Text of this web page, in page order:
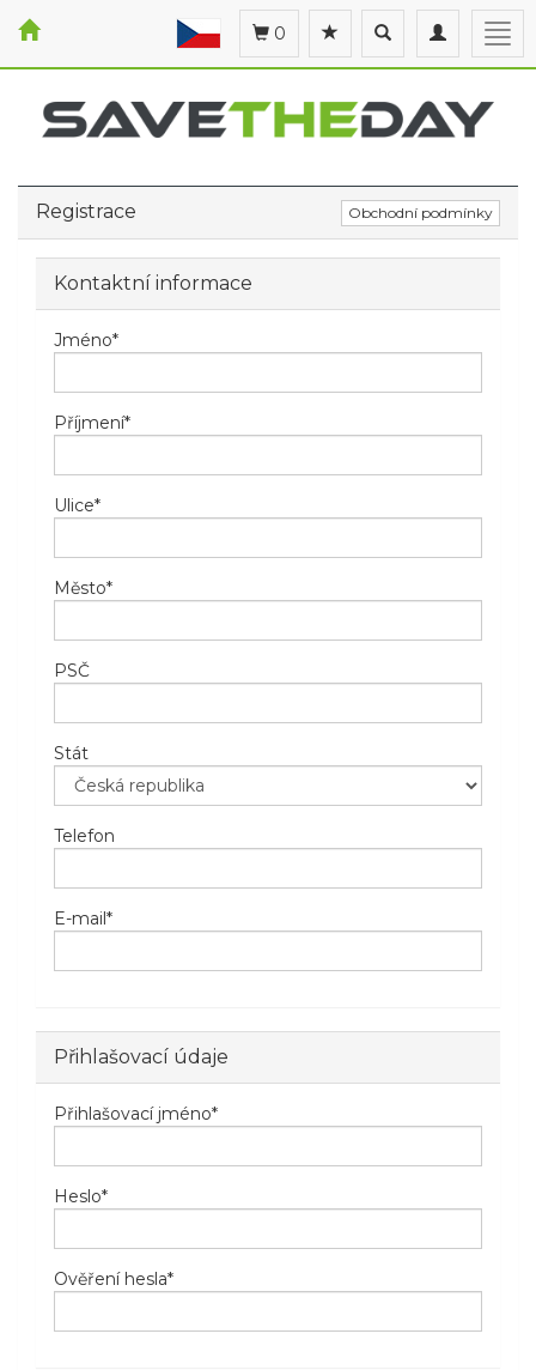
Toggle
navigation
Toggle
search
0
Registrace Obchodní podmínky
Kontaktní informace
Jméno*
Příjmení*
Ulice*
Město*
PSČ
Stát
Telefon
E-mail*
Přihlašovací údaje
Přihlašovací jméno*
Heslo*
Ověření hesla*